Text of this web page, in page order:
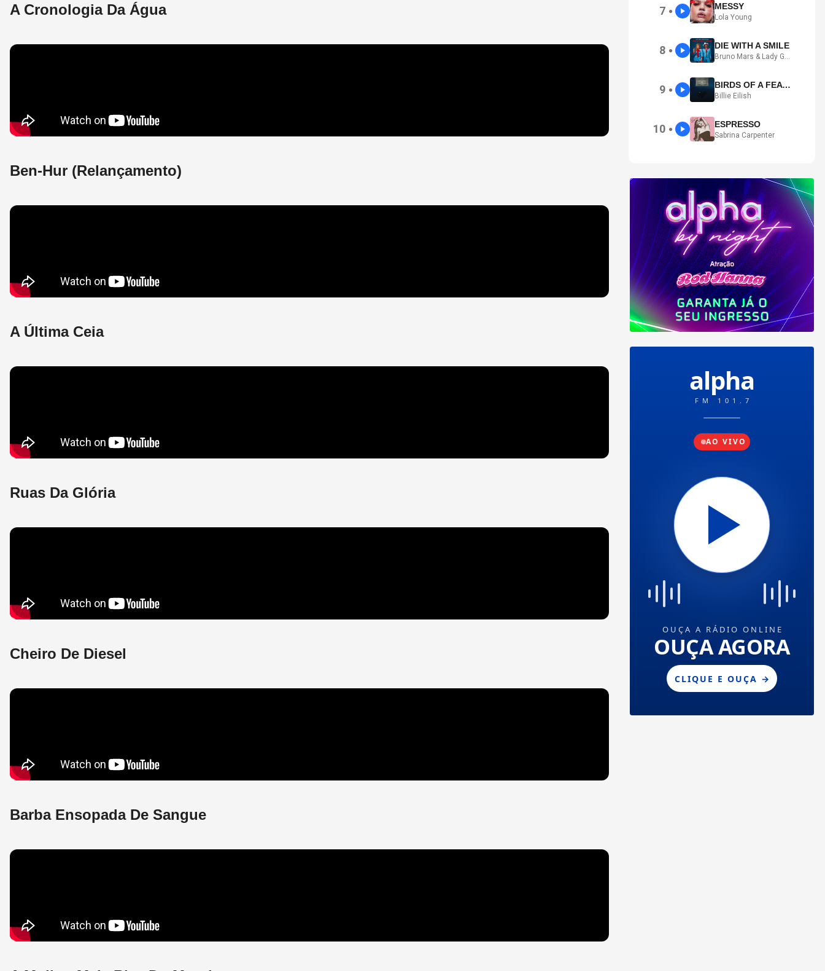
A Cronologia Da Água
Ben-Hur (Relançamento)
A Última Ceia
Ruas Da Glória
Cheiro De Diesel
Barba Ensopada De Sangue
7 ● MESSY
Lola Young
8 ● DIE WITH A SMILE
Bruno Mars & Lady Gaga
9 ● BIRDS OF A FEATHER
Billie Eilish
10 ● ESPRESSO
Sabrina Carpenter